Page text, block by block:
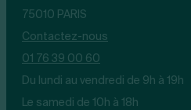
75010 PARIS
Contactez-nous
01 76 39 00 60
Du lundi au vendredi de 9h à 19h
Le samedi de 10h à 18h